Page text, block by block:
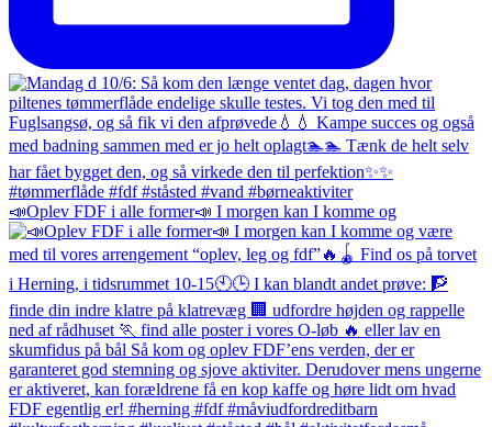
📣Oplev FDF i alle former📣 I morgen kan I komme og